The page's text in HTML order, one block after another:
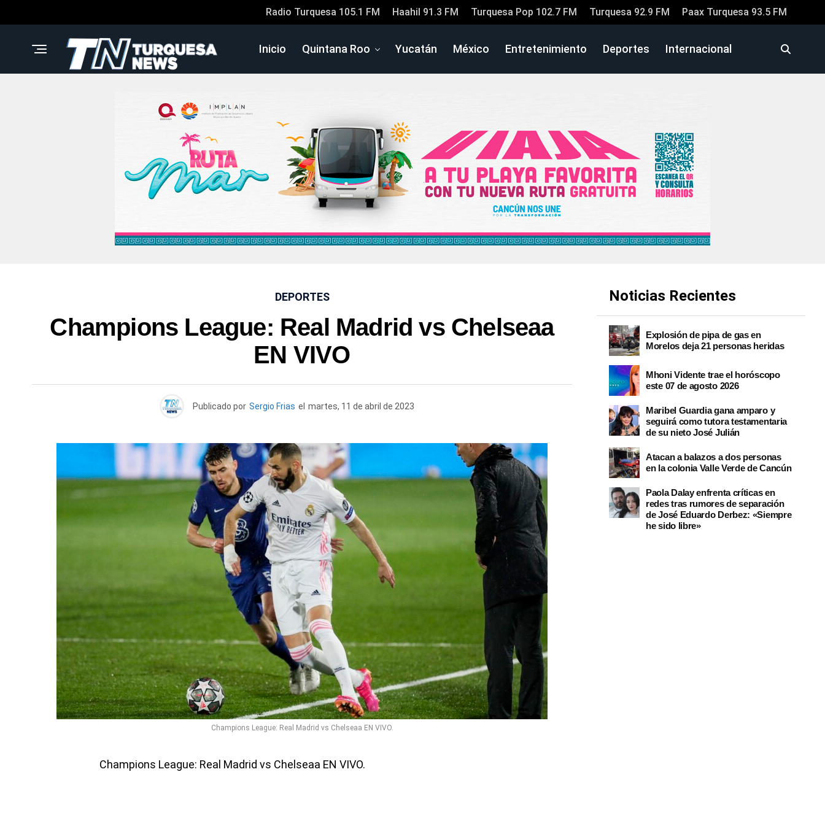
Radio Turquesa 105.1 FM Haahil 91.3 FM Turquesa Pop 102.7 FM Turquesa 92.9 FM Paax Turquesa 93.5 FM
Inicio Quintana Roo Yucatán México Entretenimiento Deportes Internacional
DEPORTES
Champions League: Real Madrid vs Chelseaa
EN VIVO
Publicado por Sergio Frias el martes, 11 de abril de 2023
Champions League: Real Madrid vs Chelseaa EN VIVO.
Champions League: Real Madrid vs Chelseaa EN VIVO.
Noticias Recientes
Explosión de pipa de gas en
Morelos deja 21 personas heridas
Mhoni Vidente trae el horóscopo
este 07 de agosto 2026
Maribel Guardia gana amparo y
seguirá como tutora testamentaria
de su nieto José Julián
Atacan a balazos a dos personas
en la colonia Valle Verde de Cancún
Paola Dalay enfrenta críticas en
redes tras rumores de separación
de José Eduardo Derbez: «Siempre
he sido libre»